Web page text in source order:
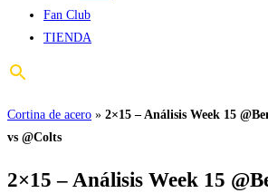
Fan Club
TIENDA
Cortina de acero » 2×15 – Análisis Week 15
vs @Colts
2×15 – Análisis Week 15